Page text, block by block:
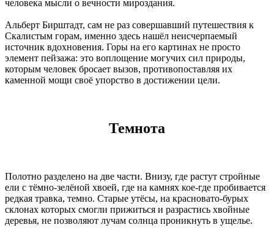
человека мысли о вечности мироздания.
Альберт Бирштадт, сам не раз совершавший путешествия к
Скалистым горам, именно здесь нашёл неисчерпаемый
источник вдохновения. Горы на его картинах не просто
элемент пейзажа: это воплощение могучих сил природы,
которым человек бросает вызов, противопоставляя их
каменной мощи своё упорство в достижении цели.
Темнота
Полотно разделено на две части. Внизу, где растут стройные
ели с тёмно-зелёной хвоей, где на камнях кое-где пробивается
редкая травка, темно. Старые утёсы, на красновато-бурых
склонах которых смогли прижиться и разрастись хвойные
деревья, не позволяют лучам солнца проникнуть в ущелье.